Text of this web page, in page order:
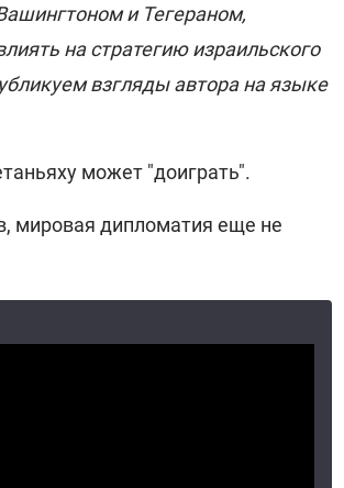
и Тегераном,
на стратегию израильского
взгляды автора на языке
может "доиграть".
мировая дипломатия еще не